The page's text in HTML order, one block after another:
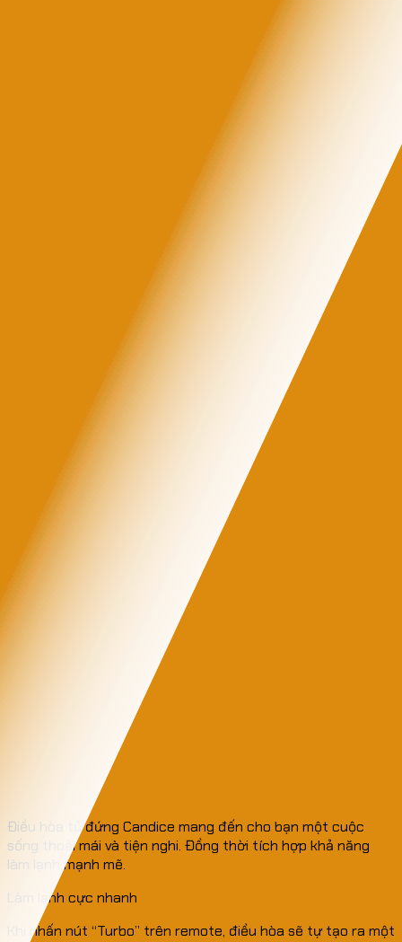
Điều hòa tủ đứng Candice mang đến cho bạn một cuộc
sống thoải mái và tiện nghi. Đồng thời tích hợp khả năng
làm lạnh mạnh mẽ.
Làm lạnh cực nhanh
Khi nhấn nút “Turbo” trên remote, điều hòa sẽ tự tạo ra một